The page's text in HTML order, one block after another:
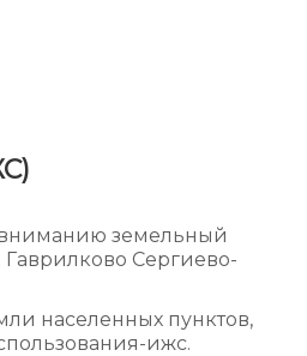
земельный
Гаврилково Сергиево-
населенных пунктов,
ижс.